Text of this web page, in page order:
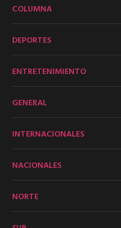
COLUMNA
DEPORTES
ENTRETENIMIENTO
GENERAL
INTERNACIONALES
NACIONALES
NORTE